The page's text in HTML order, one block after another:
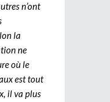
n’ont
la
ne
où le
est tout
il va plus